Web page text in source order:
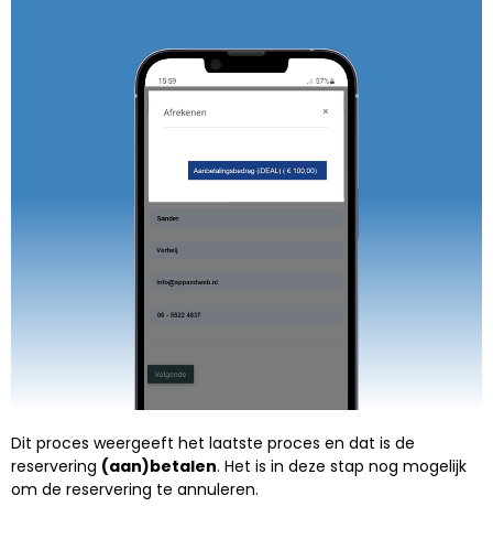
Dit proces weergeeft het laatste proces en dat is de
reservering (aan)betalen. Het is in deze stap nog mogelijk
om de reservering te annuleren.